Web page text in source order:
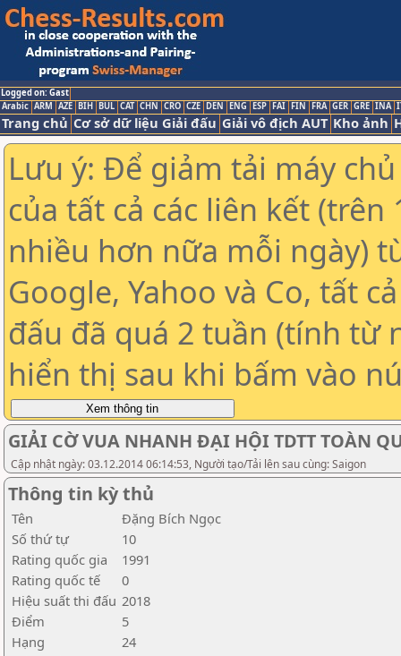
Logged on: Gast
Arabic ARM AZE BIH BUL CAT CHN CRO CZE DEN ENG ESP FAI FIN FRA GER GRE INA
Trang chủ Cơ sở dữ liệu Giải đấu Giải vô địch AUT Kho ảnh
Lưu ý: Để giảm tải máy
của tất cả các liên kết (trên
nhiều hơn nữa mỗi ngày)
Google, Yahoo và Co, tất
đấu đã quá 2 tuần (tính từ
hiển thị sau khi bấm vào
GIẢI CỜ VUA NHANH ĐẠI HỘI TDTT TOÀN
Cập nhật ngày: 03.12.2014 06:14:53, Người tạo/Tải lên sau cùng: Saigon
Thông tin kỳ thủ
Tên
Đặng Bích Ngọc
Số thứ tự
10
Rating quốc gia
1991
Rating quốc tế
0
Hiệu suất thi đấu 2018
Điểm
5
Hạng
24